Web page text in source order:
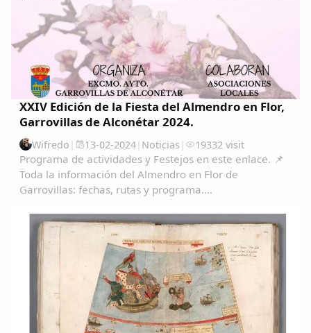
XXIV Edición de la Fiesta del Almendro en Flor,
Garrovillas de Alconétar 2024.
Wifredo | 13-02-2024| Noticias | 19332 visit
Programa de actividades y Festejos en este enlace. 📌
Toda la información del Almendro en Flor de
Garrovillas: fechas, rutas y programa....